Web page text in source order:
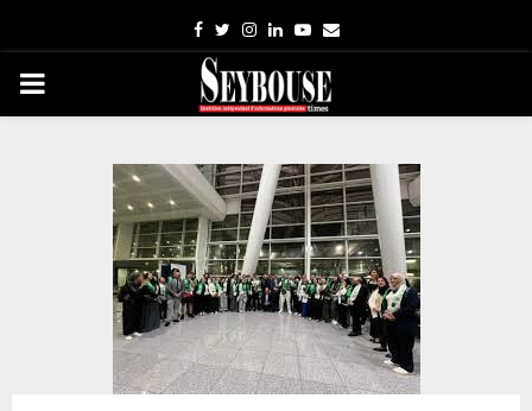
Facebook
TwitterInstagram
LinkedinYoutube
Email
PRIMARY